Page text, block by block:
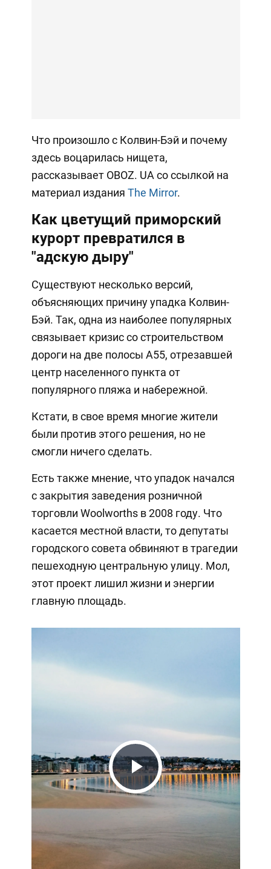
Что произошло с Колвин-Бэй и почему
здесь воцарилась нищета,
рассказывает OBOZ. UA со ссылкой на
материал издания The Mirror.
Как цветущий приморский
курорт превратился в
"адскую дыру"
Существуют несколько версий,
объясняющих причину упадка Колвин-
Бэй. Так, одна из наиболее популярных
связывает кризис со строительством
дороги на две полосы А55, отрезавшей
центр населенного пункта от
популярного пляжа и набережной.
Кстати, в свое время многие жители
были против этого решения, но не
смогли ничего сделать.
Есть также мнение, что упадок начался
с закрытия заведения розничной
торговли Woolworths в 2008 году. Что
касается местной власти, то депутаты
городского совета обвиняют в трагедии
пешеходную центральную улицу. Мол,
этот проект лишил жизни и энергии
главную площадь.
Play
Video